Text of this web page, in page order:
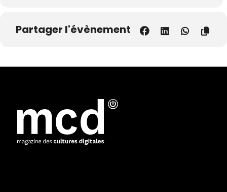
Partager l'évènement